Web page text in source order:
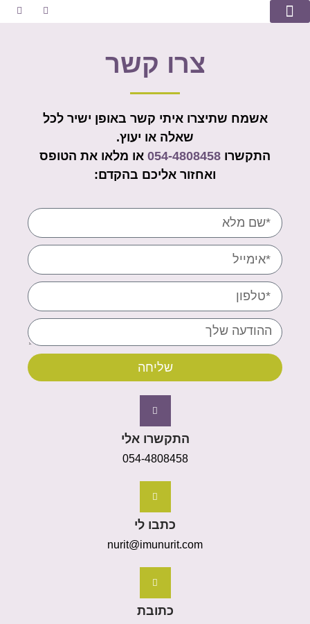
צרו קשר
אשמח שתיצרו איתי קשר באופן ישיר לכל
שאלה או יעוץ.
התקשרו 054-4808458 או מלאו את הטופס
ואחזור אליכם בהקדם:
שליחה
התקשרו אלי
054-4808458
כתבו לי
nurit@imunurit.com
כתובת